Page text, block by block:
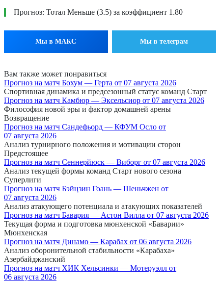
Прогноз: Тотал Меньше (3.5) за коэффициент 1.80
Мы в МАКС Мы в телеграм
Вам также может понравиться
Прогноз на матч Бохум — Герта от 07 августа 2026
Спортивная динамика и предсезонный статус команд Старт
Прогноз на матч Камбюр — Эксельсиор от 07 августа 2026
Философия новой эры и фактор домашней арены
Возвращение
Прогноз на матч Сандефьорд — КФУМ Осло от
07 августа 2026
Анализ турнирного положения и мотивации сторон
Предстоящее
Прогноз на матч Сеннерйюск — Виборг от 07 августа 2026
Анализ текущей формы команд Старт нового сезона
Суперлиги
Прогноз на матч Бэйцзин Гоань — Шеньчжен от
07 августа 2026
Анализ атакующего потенциала и атакующих показателей
Прогноз на матч Бавария — Астон Вилла от 07 августа 2026
Текущая форма и подготовка мюнхенской «Баварии»
Мюнхенская
Прогноз на матч Динамо — Карабах от 06 августа 2026
Анализ оборонительной стабильности «Карабаха»
Азербайджанский
Прогноз на матч ХИК Хельсинки — Мотеруэлл от
06 августа 2026